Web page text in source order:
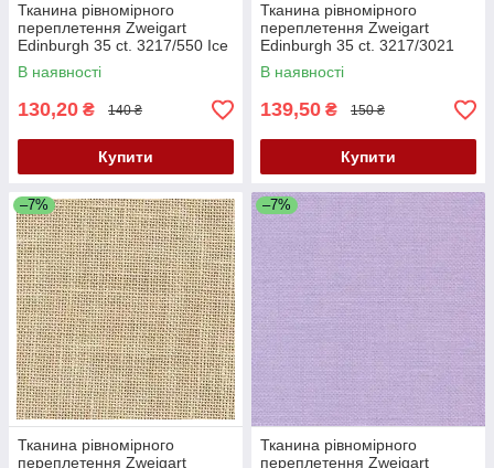
Тканина рівномірного
переплетення Zweigart
Edinburgh 35 ct. 3217/550 Ice
Blue (Блакитний лід)
В наявності
130,20 ₴ 140 ₴
Купити
Тканина рівномірного
переплетення Zweigart
Edinburgh 35 ct. 3217/3021
Nougat (Нуга)
В наявності
139,50 ₴ 150 ₴
Купити
–7%
Тканина рівномірного
переплетення Zweigart
–7%
Тканина рівномірного
переплетення Zweigart